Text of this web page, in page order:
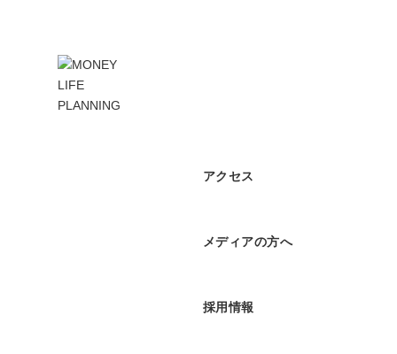
アクセス
メディアの方へ
採用情報